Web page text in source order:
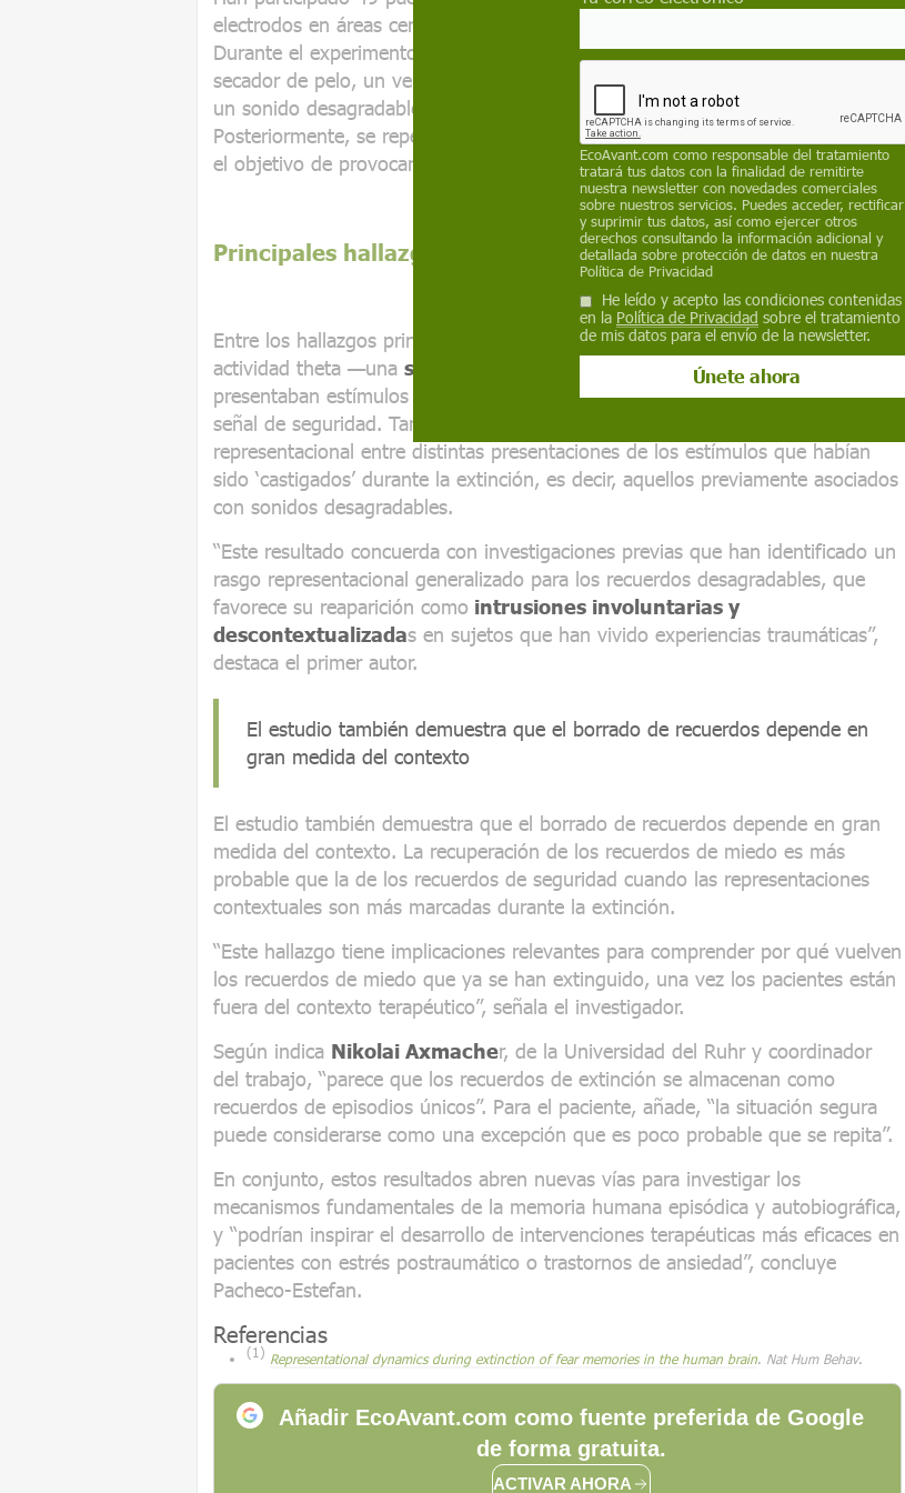
electrodos en áreas cerebrales relacionadas con los recuerdos de miedo.
Durante el experimento, se les mostraronimágenes neutras(como un
secador de pelo, un ventilador o una tostadora), algunas de ellas asociadas a
un sonido desagradable, mientras se registraba la actividad cerebral.
Posteriormente, se repetía el procedimiento sin el estímulo desagradable, con
el objetivo de provocar la extinción del recuerdo aversivo.
Principales hallazgos
Entre los hallazgos principales, el equipo ha observado un aumento de la
actividad theta —una señal oscilatoria cerebral
— en la amígdala cuando se
presentaban estímulos desagradables no condicionados, lo que sugiere una
señal de seguridad. También ha detectado una mayor similitud
representacional entre distintas presentaciones de los estímulos que habían
sido ‘castigados’ durante la extinción, es decir, aquellos previamente asociados
con sonidos desagradables.
“Este resultado concuerda con investigaciones previas que han identificado un
rasgo representacional generalizado para los recuerdos desagradables, que
favorece su reaparición como intrusiones involuntarias y
descontextualizadas en sujetos que han vivido experiencias traumáticas”,
destaca el primer autor.
El estudio también demuestra que el borrado de recuerdos depende en
gran medida del contexto
El estudio también demuestra que el borrado de recuerdos depende en gran
medida del contexto. La recuperación de los recuerdos de miedo es más
probable que la de los recuerdos de seguridad cuando las representaciones
contextuales son más marcadas durante la extinción.
“Este hallazgo tiene implicaciones relevantes para comprender por qué vuelven
los recuerdos de miedo que ya se han extinguido, una vez los pacientes están
fuera del contexto terapéutico”, señala el investigador.
Según indica Nikolai Axmacher, de la Universidad del Ruhr y coordinador
del trabajo, “parece que los recuerdos de extinción se almacenan como
recuerdos de episodios únicos”. Para el paciente, añade, “la situación segura
puede considerarse como una excepción que es poco probable que se repita”.
En conjunto, estos resultados abren nuevas vías para investigar los
mecanismos fundamentales de la memoria humana episódica y autobiográfica,
y “podrían inspirar el desarrollo de intervenciones terapéuticas más eficaces en
pacientes con estrés postraumático o trastornos de ansiedad”, concluye
Pacheco-Estefan.
Referencias
(1) Representational dynamics during extinction of fear memories in the human brain Nat Hum Behav.
Añadir EcoAvant.com como fuente preferida de Google
de forma gratuita.
ACTIVAR AHORA
EcoAvant.com como responsable del tratamiento
tratará tus datos con la finalidad de remitirte
nuestra newsletter con novedades comerciales
sobre nuestros servicios. Puedes acceder, rectificar
y suprimir tus datos, así como ejercer otros
derechos consultando la información adicional y
detallada sobre protección de datos en nuestra
Política de Privacidad
He leído y acepto las condiciones contenidas
en la Política de Privacidad sobre el tratamiento
de mis datos para el envío de la newsletter.